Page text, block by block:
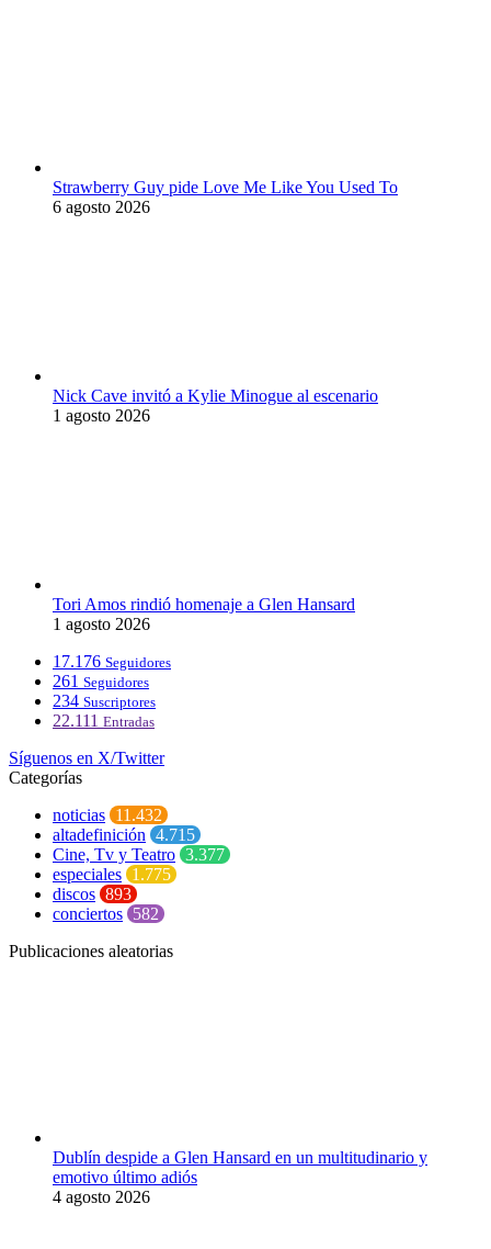
Strawberry Guy pide Love Me Like You Used To
6 agosto 2026
Nick Cave invitó a Kylie Minogue al escenario
1 agosto 2026
Tori Amos rindió homenaje a Glen Hansard
1 agosto 2026
17.176 Seguidores
261 Seguidores
234 Suscriptores
22.111 Entradas
Síguenos en X/Twitter
Categorías
noticias 11.432
altadefinición 4.715
Cine, Tv y Teatro 3.377
especiales 1.775
discos 893
conciertos 582
Publicaciones aleatorias
Dublín despide a Glen Hansard en un multitudinario y
emotivo último adiós
4 agosto 2026